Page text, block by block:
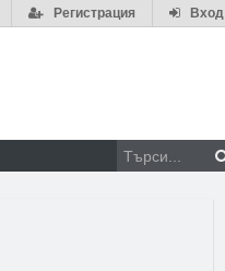
Вход
Регистрация